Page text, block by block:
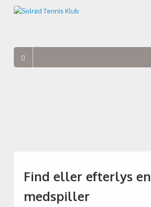
Find eller efterlys en
medspiller